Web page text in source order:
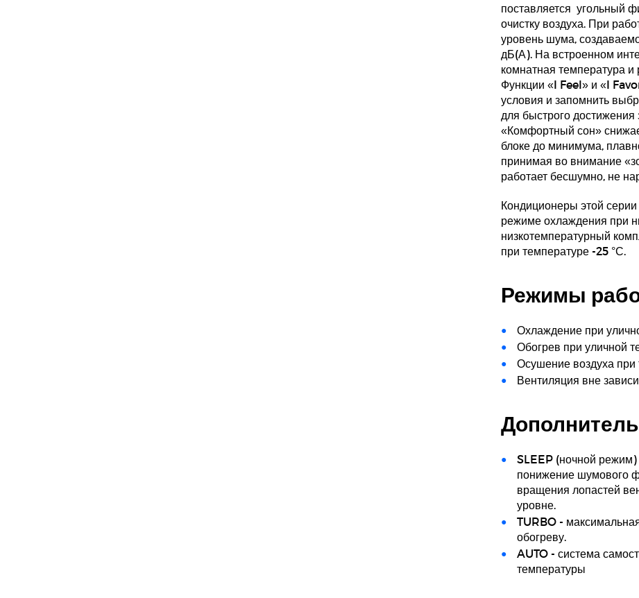
поставляется угольный
очистку воздуха. При
уровень шума,
дБ(А). На встроенном
комнатная температура
Функции «I Feel» и «I
условия и запомнить
для быстрого
«Комфортный сон»
блоке до минимума,
принимая во внимание
работает бесшумно, не
Кондиционеры этой
режиме охлаждения при
низкотемпературный
при температуре -25 °С.
Режимы
Охлаждение при
Обогрев при уличной
Осушение воздуха при
Вентиляция вне
SLEEP (ночной режим)
понижение шумового
вращения лопастей
уровне.
TURBO -
обогреву.
AUTO - система
температуры